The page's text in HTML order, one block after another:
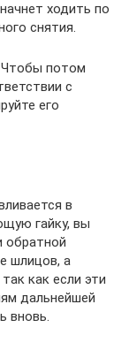
ходить по
снятия.
Чтобы потом
с
его
в
гайку, вы
обратной
шлицов, а
как если эти
дальнейшей
вновь.